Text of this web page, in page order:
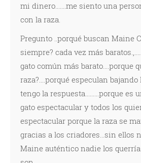
mi dinero.......me siento una
con la raza.
Pregunto ..porqué buscan Maine
siempre? cada vez más
gato común más barato....porque
raza?....porqué especulan bajando
tengo la respuesta.........porque es
gato espectacular y todos los
espectacular porque la raza se
gracias a los criadores...sin ellos
Maine auténtico nadie los